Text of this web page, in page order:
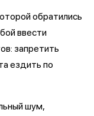
обратились
ввести
запретить
ездить по
шум,